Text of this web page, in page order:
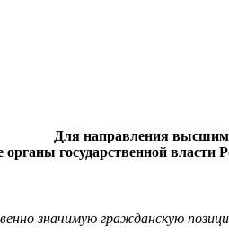
Для направления
государственной власти
значимую гражданскую